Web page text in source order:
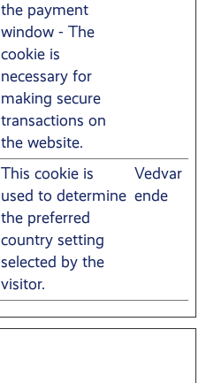
the payment
window - The
cookie is
necessary for
making secure
transactions on
the website.
This cookie is
used to determine
the preferred
country setting
selected by the
visitor.
Vedvar
ende